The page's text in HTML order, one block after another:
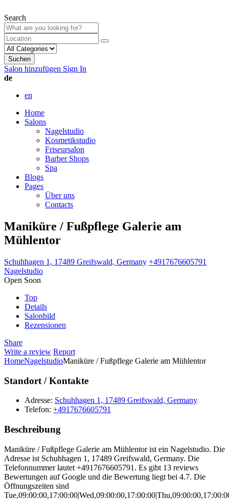
Search
Suchen
Salon hinzufügen Sign In
de
en
Home
Salons
Nagelstudio
Kosmetikstudio
Friseursalon
Barber Shops
Spa
Blogs
Pages
Über uns
Contacts
Maniküre / Fußpflege Galerie am
Mühlentor
Schuhhagen 1, 17489 Greifswald, Germany +4917676605791
Nagelstudio
Open Soon
Top
Details
Salonbild
Rezensionen
Share
Write a review Report
HomeNagelstudioManiküre / Fußpflege Galerie am Mühlentor
Standort / Kontakte
Adresse: Schuhhagen 1, 17489 Greifswald, Germany
Telefon: +4917676605791
Beschreibung
Maniküre / Fußpflege Galerie am Mühlentor ist ein Nagelstudio. Die
Adresse ist Schuhhagen 1, 17489 Greifswald, Germany. Die
Telefonnummer lautet +4917676605791. Es gibt 13 reviews
Bewertungen auf Google und die Bewertung liegt bei 4.7. Die
Öffnungszeiten sind